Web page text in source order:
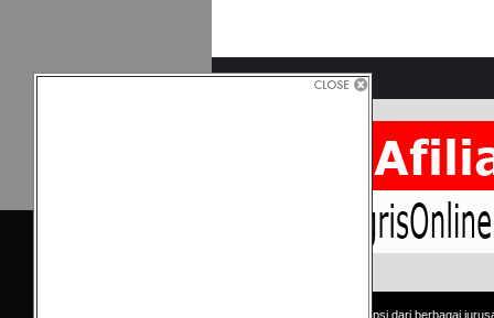
Copyright © Kumpulan skripsi dari berbagai